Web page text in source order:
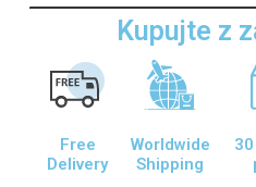
Kupujte z
Free
Delivery
Worldwide
Shipping